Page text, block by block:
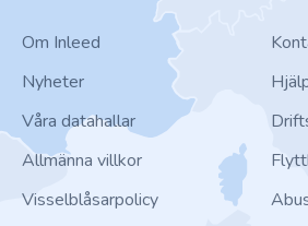
Om Inleed
Nyheter
Våra datahallar
Allmänna villkor
Visselblåsarpolicy